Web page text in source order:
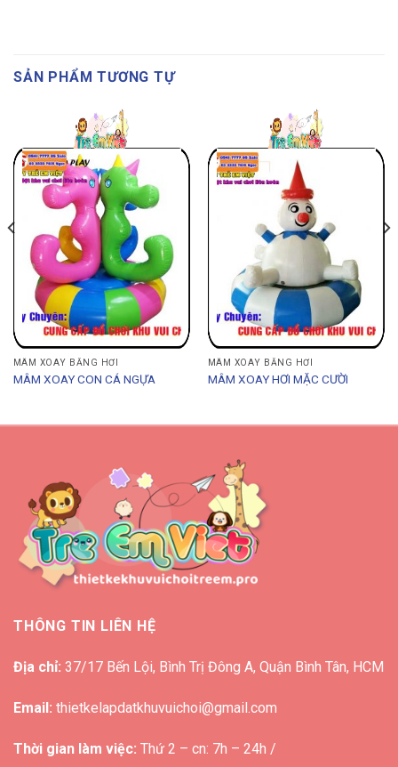
SẢN PHẨM TƯƠNG TỰ
MÂM XOAY BẰNG HƠI
MÂM XOAY CON CÁ NGỰA
MÂM XOAY BẰNG HƠI
MÂM XOAY HƠI MẶC CƯỜI
THÔNG TIN LIÊN HỆ
Địa chỉ: 37/17 Bến Lội, Bình Trị Đông A, Quận Bình Tân, HCM
Email: thietkelapdatkhuvuichoi@gmail.com
Thời gian làm việc: Thứ 2 – cn: 7h – 24h /